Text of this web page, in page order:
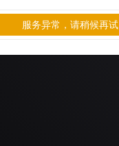
服务异常，请稍候再试